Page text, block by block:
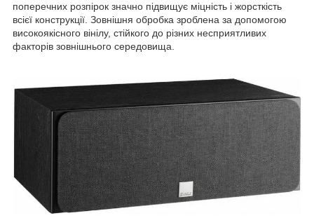
поперечних розпірок значно підвищує міцність і жорсткість
всієї конструкції. Зовнішня обробка зроблена за допомогою
високоякісного вінілу, стійкого до різних несприятливих
факторів зовнішнього середовища.